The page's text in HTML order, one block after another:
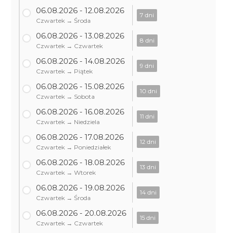
06.08.2026 - 12.08.2026
Czwartek → Środa
7 dni
06.08.2026 - 13.08.2026
Czwartek → Czwartek
8 dni
06.08.2026 - 14.08.2026
Czwartek → Piątek
9 dni
06.08.2026 - 15.08.2026
Czwartek → Sobota
10 dni
06.08.2026 - 16.08.2026
Czwartek → Niedziela
11 dni
06.08.2026 - 17.08.2026
Czwartek → Poniedziałek
12 dni
06.08.2026 - 18.08.2026
Czwartek → Wtorek
13 dni
06.08.2026 - 19.08.2026
Czwartek → Środa
14 dni
06.08.2026 - 20.08.2026
Czwartek → Czwartek
15 dni